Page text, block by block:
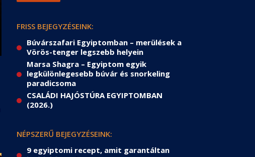
FRISS BEJEGYZÉSEINK:
Búvárszafari Egyiptomban – merülések a
Vörös-tenger legszebb helyein
Marsa Shagra – Egyiptom egyik
legkülönlegesebb búvár és snorkeling
paradicsoma
CSALÁDI HAJÓSTÚRA EGYIPTOMBAN
(2026.)
NÉPSZERŰ BEJEGYZÉSEINK:
9 egyiptomi recept, amit garantáltan